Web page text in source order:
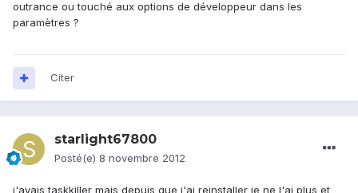
outrance ou touché aux options de développeur dans les
paramètres ?
Citer
starlight67800
Posté(e) 8 novembre 2012
j'avais taskkiller mais depuis que j'ai reinstaller je ne l'ai plus et